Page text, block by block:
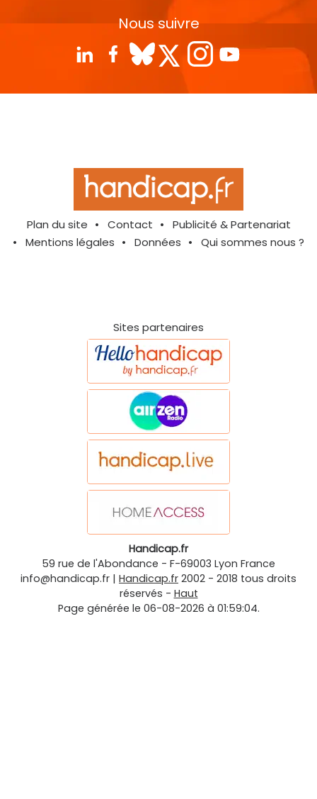
Nous suivre
Plan du site Contact
Publicité & Partenariat
Mentions légales
Données Qui sommes nous ?
Sites partenaires
Handicap.fr
59 rue de l'Abondance - F-69003 Lyon France
info@handicap.fr | Handicap.fr 2002 - 2018 tous droits
réservés - Haut
Page générée le 06-08-2026 à 01:59:04.